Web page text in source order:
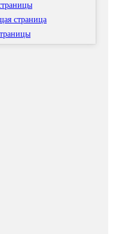
страница